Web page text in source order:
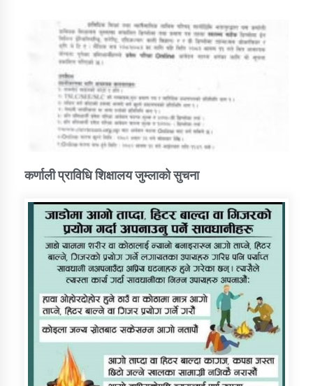
कर्णाली प्राविधि शिक्षालय जुम्लाको सुचना